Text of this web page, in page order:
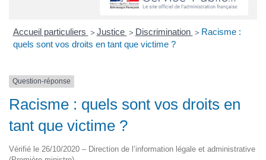
Accueil particuliers > Justice > Discrimination > Racisme :
quels sont vos droits en tant que victime ?
Question-réponse
Racisme : quels sont vos droits en
tant que victime ?
Vérifié le 26/10/2020 – Direction de l’information légale et administrative